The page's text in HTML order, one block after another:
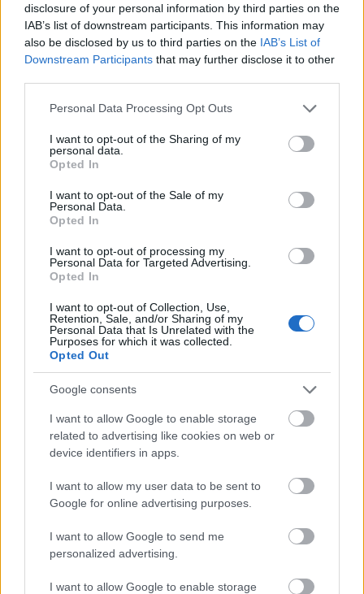
disclosure of your personal information by third parties on the
IAB’s list of downstream participants. This information may
also be disclosed by us to third parties on the IAB’s List of
Downstream Participants that may further disclose it to other
Please note that this website/app uses one or more Google
not limited to your visit or usage behaviour. You may click to
grant or deny consent to Google and its third-party tags to
use your data for below specified purposes in below Google
consent section.
Personal Data Processing Opt Outs
I want to opt-out of the Sharing of my
personal data.
Opted In
I want to opt-out of the Sale of my
Personal Data.
Opted In
I want to opt-out of processing my
Personal Data for Targeted Advertising.
Opted In
I want to opt-out of Collection, Use,
Retention, Sale, and/or Sharing of my
Personal Data that Is Unrelated with the
Purposes for which it was collected.
Opted Out
Google consents
I want to allow Google to enable storage
related to advertising like cookies on web or
device identifiers in apps.
I want to allow my user data to be sent to
Google for online advertising purposes.
I want to allow Google to send me
personalized advertising.
I want to allow Google to enable storage
Az élelmiszeripar kedvence, az
esőerdő ellensége: a pálmaolaj
Felelős Gasztrohős
Napjaink egyik legnépszerűbb élelmiszeripari
összetevője a pálmaolaj, megtalálható a félkész és
instant ételekben, müzlikben, csokikban,
szószokban, margarinokban, leveskockában,
snackekben, de a kozmetikumokban,
tisztítószerekben és szappanokban is ott rejtőzik.
Évről évre nő a…